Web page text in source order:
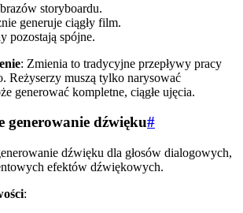
storyboardu.
generuje ciągły film.
pozostają spójne.
: Zmienia to tradycyjne przepływy pracy
Reżyserzy muszą tylko narysować
generować kompletne, ciągłe ujęcia.
generowanie dźwięku#
dźwięku dla głosów dialogowych,
efektów dźwiękowych.
: